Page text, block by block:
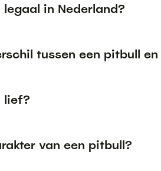
in Nederland?
tussen een pitbull
lief?
van een pitbull?